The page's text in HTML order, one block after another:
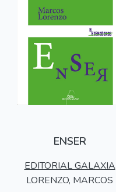
ENSER
EDITORIAL GALAXIA
S.A.
LORENZO, MARCOS